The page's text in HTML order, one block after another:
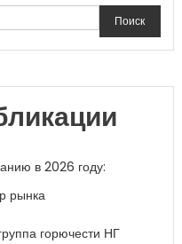
Поиск
в 2026 году:
рынка
горючести НГ